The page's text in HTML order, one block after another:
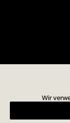
Wir